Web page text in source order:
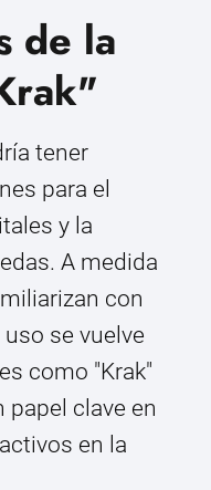
de la
tener
para el
y la
A medida
con
se vuelve
como "Krak"
papel clave en
en la